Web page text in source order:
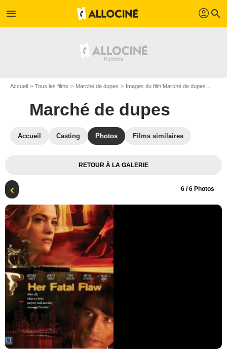
menu profil search
Accueil Tous les films Marché de dupes Images du film Marché de dupes
Marché de dupes
Accueil Casting Photos Films similaires
RETOUR À LA GALERIE
6 / 6 Photos